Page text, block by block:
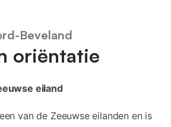
Beveland
oriëntatie
eiland
van de Zeeuwse eilanden en is